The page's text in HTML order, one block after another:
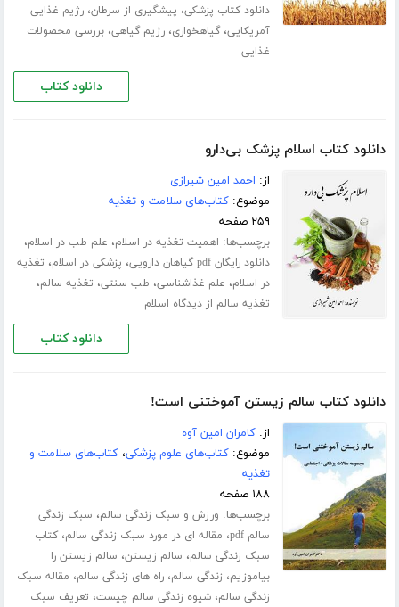
دانلود کتاب پزشکی، پیشگیری از سرطان،رژیم غذایی
آمریکایی،گیاهخواری،رژیم گیاهی،بررسی محصولات
غذایی
دانلود کتاب
دانلود کتاب اسلام پزشک بی‌دارو
از: احمد امین شیرازی
موضوع:کتاب‌های سلامت و تغذیه
۲۵۹ صفحه
برچسب‌ها: اهمیت تغذیه در اسلام، علم طب در اسلام،
دانلود رایگان pdf گیاهان دارویی ، پزشکی در اسلام، تغذیه
در اسلام، علم غذاشناسی، طب سنتی، تغذیه سالم،
تغذیه سالم از دیدگاه اسلام
دانلود کتاب
دانلود کتاب سالم زیستن آموختنی است!
از:کامران امین آوه
موضوع:کتاب‌های علوم پزشکی،کتاب‌های سلامت و
تغذیه
۱۸۸ صفحه
برچسب‌ها: ورزش‌ و سبک زندگی سالم، سبک زندگی
سالم pdf
، مقاله ای در مورد سبک زندگی سالم،کتاب
سبک زندگی سالم، سالم زیستن، سالم زیستن را
بیاموزیم، زندگی سالم،راه های زندگی سالم، مقاله سبک
زندگی سالم،شیوه زندگی سالم چیست، تعریف سبک